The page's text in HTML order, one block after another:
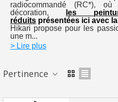
Inscription à la
Livraison sous 24
Livraison offerte en France
radiocommandé (RC*),
décoration,
les p
réduits présentées ici avec
Hikari propose pour les
une m...
> Lire plus
Pertinence